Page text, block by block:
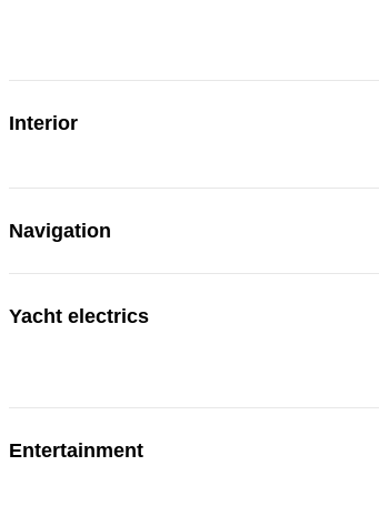
Interior
Navigation
Yacht electrics
Entertainment